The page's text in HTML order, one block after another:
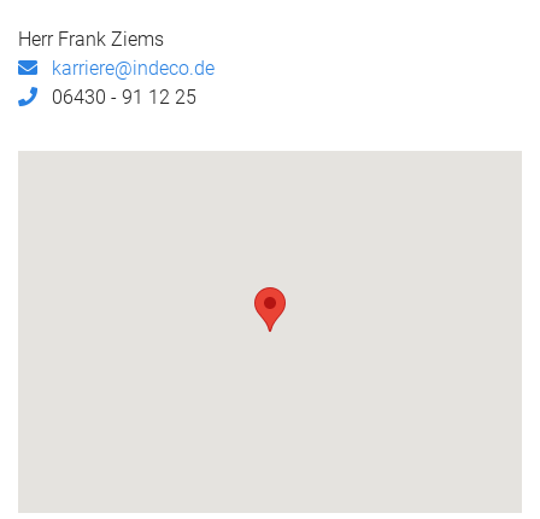
Herr Frank Ziems
karriere@indeco.de
06430 - 91 12 25